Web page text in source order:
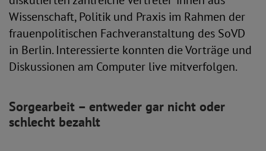
Wissenschaft, Politik und Praxis im Rahmen der
frauenpolitischen Fachveranstaltung des SoVD
in Berlin. Interessierte konnten die Vorträge und
Diskussionen am Computer live mitverfolgen.
Sorgearbeit – entweder gar nicht oder
schlecht bezahlt